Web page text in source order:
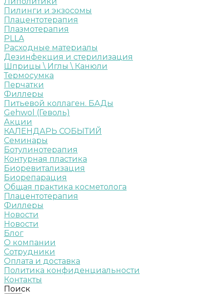
Пилинги и экзосомы
Плацентотерапия
Плазмотерапия
PLLA
Расходные материалы
Дезинфекция и стерилизация
Шприцы \ Иглы \ Канюли
Термосумка
Перчатки
Филлеры
Питьевой коллаген. БАДы
Gehwol (Геволь)
Акции
КАЛЕНДАРЬ СОБЫТИЙ
Семинары
Ботулинотерапия
Контурная пластика
Биоревитализация
Биорепарация
Общая практика косметолога
Плацентотерапия
Филлеры
Новости
Новости
Блог
О компании
Сотрудники
Оплата и доставка
Политика конфиденциальности
Контакты
Поиск